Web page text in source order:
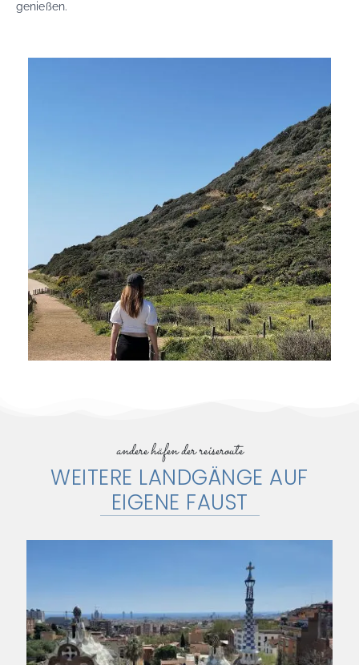
genießen.
andere häfen der reiseroute​
WEITERE LANDGÄNGE AUF
EIGENE FAUST​